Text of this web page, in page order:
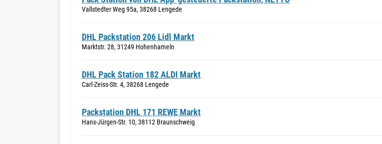
Vallstedter Weg 95a, 38268 Lengede
DHL Packstation 206 Lidl Markt
Marktstr. 28, 31249 Hohenhameln
DHL Pack Station 182 ALDI Markt
Carl-Zeiss-Str. 4, 38268 Lengede
Packstation DHL 171 REWE Markt
Hans-Jürgen-Str. 10, 38112 Braunschweig